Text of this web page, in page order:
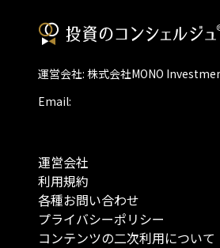
運営会社: 株式会社MONO
Email:
運営会社
利用規約
各種お問い合わせ
プライバシーポリシー
コンテンツの二次利用について